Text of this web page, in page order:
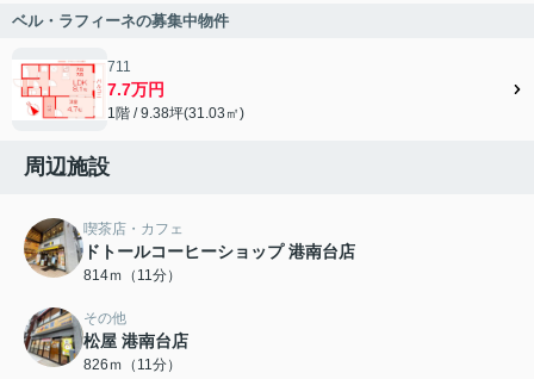
ベル・ラフィーネの募集中物件
711
7.7万円
1階 / 9.38坪(31.03㎡)
周辺施設
喫茶店・カフェ
ドトールコーヒーショップ 港南台店
814ｍ（11分）
その他
松屋 港南台店
826ｍ（11分）